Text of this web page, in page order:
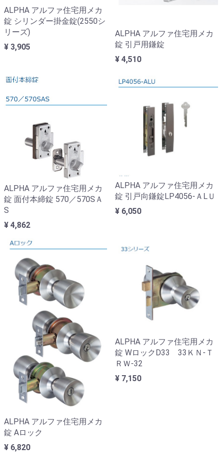
ALPHA アルファ住宅用メカ
錠 シリンダー掛金錠(2550シ
リーズ)
¥ 3,905
ALPHA アルファ住宅用メカ
錠 引戸用鎌錠
¥ 4,510
ALPHA アルファ住宅用メカ
錠 面付本締錠 570／570SＡ
S
¥ 4,862
ALPHA アルファ住宅用メカ
錠 引戸向鎌錠LP4056-ＡLＵ
¥ 6,050
ALPHA アルファ住宅用メカ
錠 Aロック
¥ 6,820
ALPHA アルファ住宅用メカ
錠 WロックD33 33ＫＮ-Ｔ
ＲＷ-32
¥ 7,150